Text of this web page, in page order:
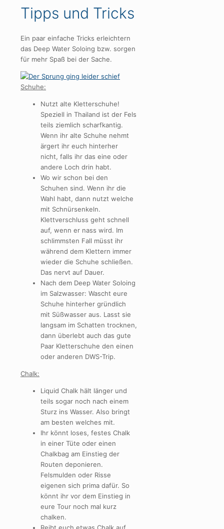
Tipps und Tricks
Ein paar einfache Tricks erleichtern
das Deep Water Soloing bzw. sorgen
für mehr Spaß bei der Sache.
Schuhe:
Nutzt alte Kletterschuhe!
Speziell in Thailand ist der Fels
teils ziemlich scharfkantig.
Wenn ihr alte Schuhe nehmt
ärgert ihr euch hinterher
nicht, falls ihr das eine oder
andere Loch drin habt.
Wo wir schon bei den
Schuhen sind. Wenn ihr die
Wahl habt, dann nutzt welche
mit Schnürsenkeln.
Klettverschluss geht schnell
auf, wenn er nass wird. Im
schlimmsten Fall müsst ihr
während dem Klettern immer
wieder die Schuhe schließen.
Das nervt auf Dauer.
Nach dem Deep Water Soloing
im Salzwasser: Wascht eure
Schuhe hinterher gründlich
mit Süßwasser aus. Lasst sie
langsam im Schatten trocknen,
dann überlebt auch das gute
Paar Kletterschuhe den einen
oder anderen DWS-Trip.
Chalk:
Liquid Chalk hält länger und
teils sogar noch nach einem
Sturz ins Wasser. Also bringt
am besten welches mit.
Ihr könnt loses, festes Chalk
in einer Tüte oder einen
Chalkbag am Einstieg der
Routen deponieren.
Felsmulden oder Risse
eigenen sich prima dafür. So
könnt ihr vor dem Einstieg in
eure Tour noch mal kurz
chalken.
Reibt euch etwas Chalk auf